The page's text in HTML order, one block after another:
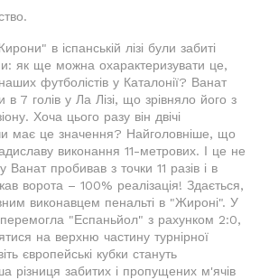
в іспанській лізі були забиті
як ще можна охарактеризувати це,
футболістів у Каталонії? Ванат
в 7 голів у Ла Лізі, що зрівняло його з
Хоча цього разу він двічі
чи має це значення? Найголовніше, що
виконання 11-метрових. І це не
пробивав з точки 11 разів і в
ворота – 100% реалізація! Здається,
виконавцем пенальті в "Жироні". У
"Еспаньйол" з рахунком 2:0,
на верхню частину турнірної
європейські кубки стануть
різниця забитих і пропущених м'ячів